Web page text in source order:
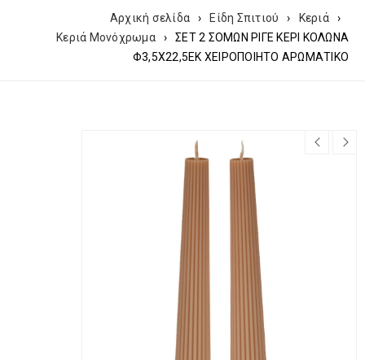
Αρχική σελίδα › Είδη Σπιτιού › Κεριά
›
Κεριά Μονόχρωμα
›
ΣΕΤ 2 ΣΟΜΩΝ ΡΙΓΕ ΚΕΡΙ ΚΟΛΩΝΑ
Φ3,5Χ22,5ΕΚ ΧΕΙΡΟΠΟΙΗΤΟ ΑΡΩΜΑΤΙΚΟ